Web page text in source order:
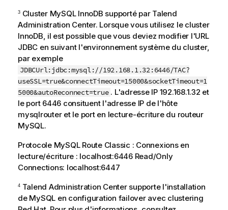
3Cluster MySQL InnoDB supporté par Talend
Administration Center. Lorsque vous utilisez le cluster
InnoDB, il est possible que vous deviez modifier l'URL
JDBC en suivant l'environnement système du cluster,
par exemple
JDBCUrl:jdbc:mysql://192.168.1.32:6446/TAC?
useSSL=true&connectTimeout=15000&socketTimeout=1
5000&autoReconnect=true . L'adresse IP 192.168.1.32 et
le port 6446 consituent l'adresse IP de l'hôte
mysqlrouter et le port en lecture-écriture du routeur
MySQL.
Protocole MySQL Route Classic : Connexions en
lecture/écriture : localhost:6446 Read/Only
Connections: localhost:6447
4 Talend Administration Centersupporte l'installation
de MySQL en configuration failover avec clustering